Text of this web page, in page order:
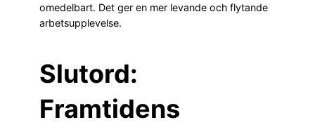
omedelbart. Det ger en mer levande och flytande
arbetsupplevelse.
Slutord:
Framtidens